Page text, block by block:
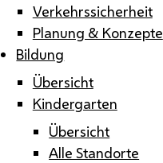
Verkehrssicherheit
Planung & Konzepte
Bildung
Übersicht
Kindergarten
Übersicht
Alle Standorte